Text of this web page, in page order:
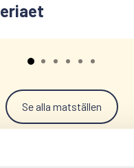
Se alla matställen